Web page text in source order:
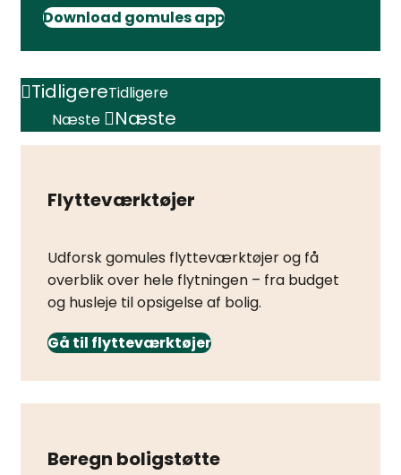
Download gomules app
TidligereTidligere
Næste
Næste
Flytteværktøjer
Udforsk gomules flytteværktøjer og få
overblik over hele flytningen – fra budget
og husleje til opsigelse af bolig.
Gå til flytteværktøjer
Beregn boligstøtte